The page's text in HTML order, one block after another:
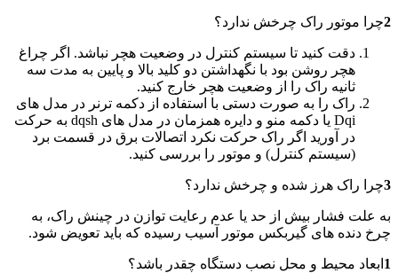
2چرا موتور راک چرخش ندارد؟
دقت کنید تا سیستم کنترل در وضعیت هچر نباشد. اگر چراغ
هچر روشن بود با نگهداشتن دو کلید بالا و پایین به مدت سه
ثانیه راک را از وضعیت هچر خارج کنید.
راک را به صورت دستی با استفاده از دکمه ترنر در مدل های
Dqi یا دکمه منو و دایره همزمان در مدل های dqsh به حرکت
در آورید اگر راک حرکت نکرد اتصالات برق در قسمت برد
(سیستم کنترل) و موتور را بررسی کنید.
3چرا راک هرز شده و چرخش ندارد؟
به علت فشار بیش از حد یا عدم رعایت توازن در چینش راک، به
چرخ دنده های گیربکس موتور آسیب رسیده که باید تعویض شود.
1 ابعاد محیط و محل نصب دستگاه چقدر باشد؟